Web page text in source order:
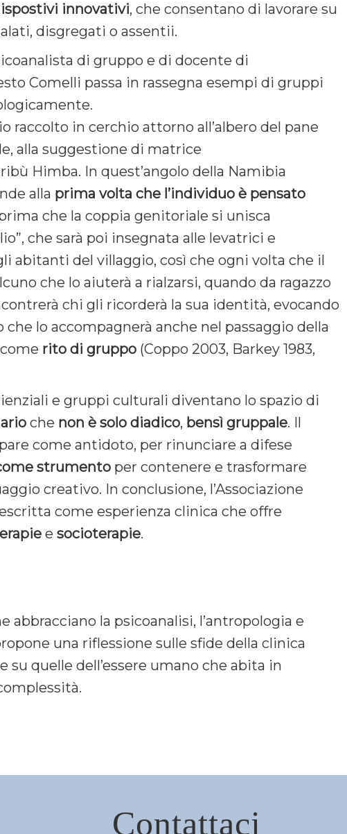
innovativi, che consentano di lavorare su
disgregati o assentii.
di gruppo e di docente di
Comelli passa in rassegna esempi di gruppi
raccolto in cerchio attorno all’albero del pane
alla suggestione di matrice
Himba. In quest’angolo della Namibia
alla prima volta che l’individuo è pensato
che la coppia genitoriale si unisca
che sarà poi insegnata alle levatrici e
abitanti del villaggio, così che ogni volta che il
che lo aiuterà a rialzarsi, quando da ragazzo
chi gli ricorderà la sua identità, evocando
che lo accompagnerà anche nel passaggio della
rito di gruppo (Coppo 2003, Barkey 1983,
e gruppi culturali diventano lo spazio di
che non è solo diadico, bensì gruppale. Il
come antidoto, per rinunciare a difese
strumento per contenere e trasformare
creativo. In conclusione, l’Associazione
come esperienza clinica che offre
e socioterapie.
abbracciano la psicoanalisi, l’antropologia e
una riflessione sulle sfide della clinica
su quelle dell’essere umano che abita in
Contattaci